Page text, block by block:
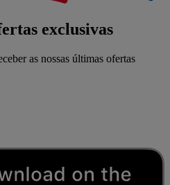
exclusivas
as nossas últimas ofertas